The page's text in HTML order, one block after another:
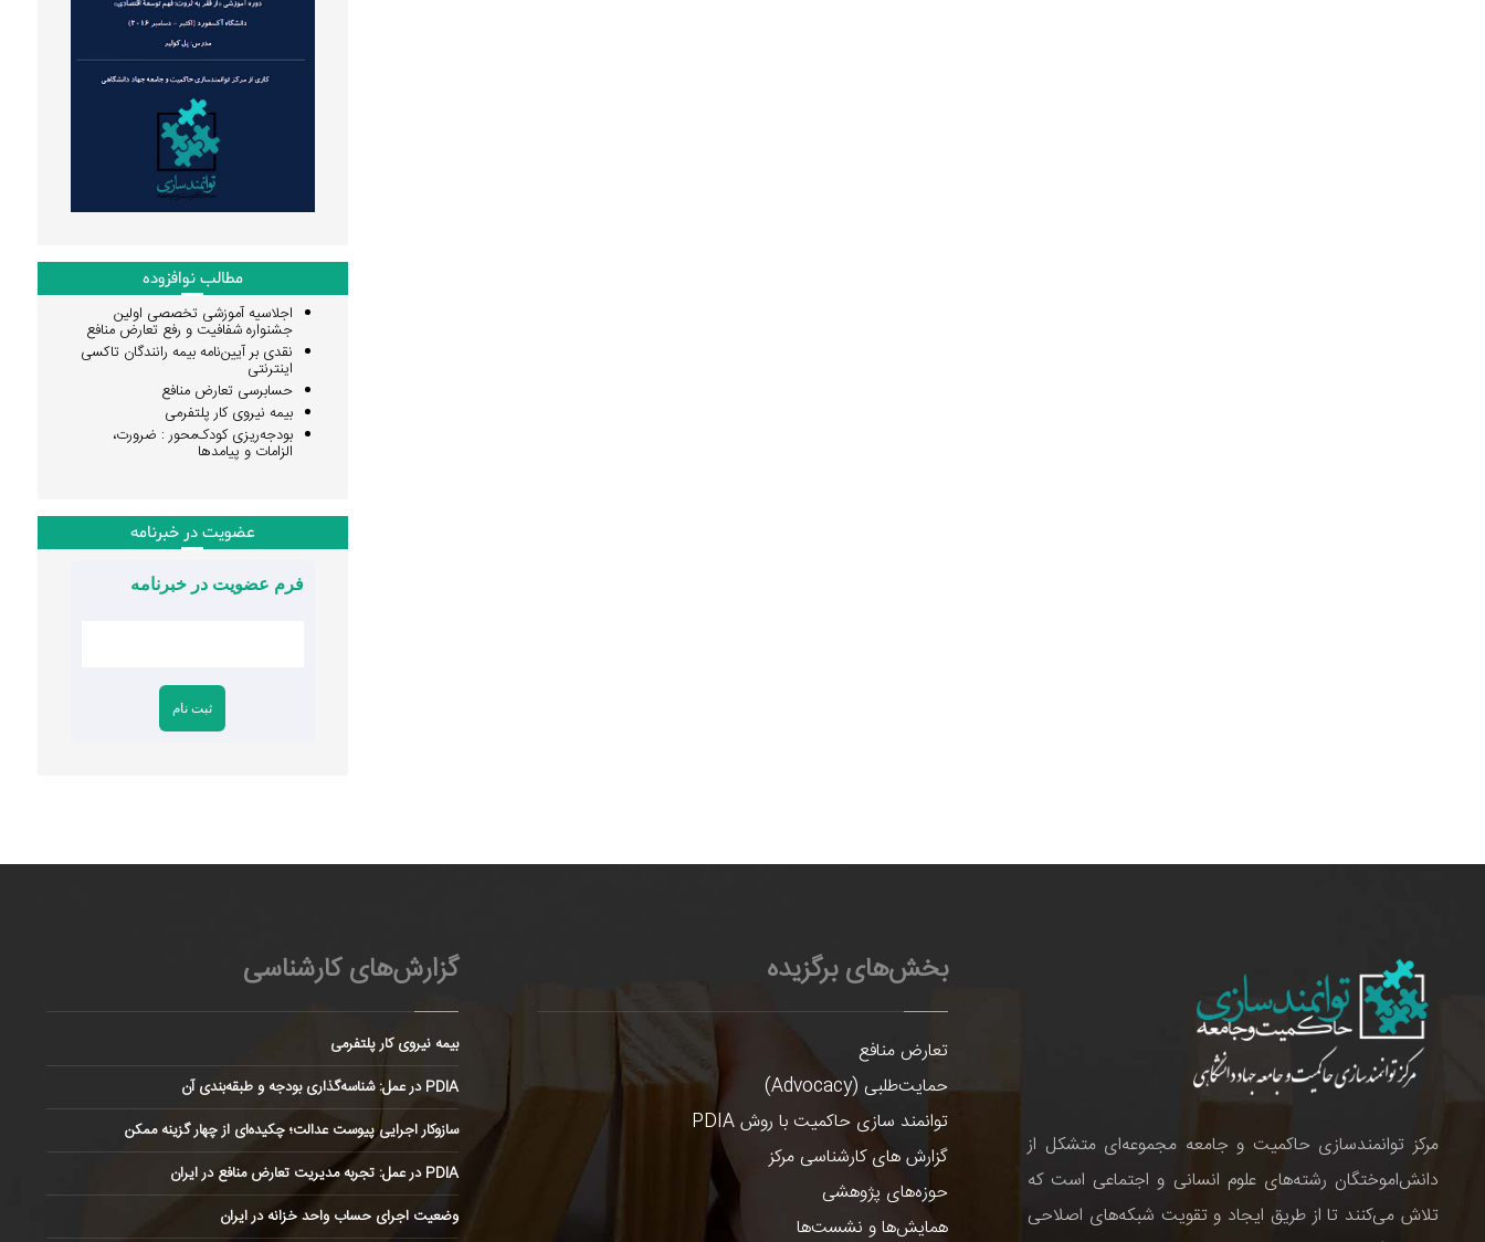
مطالب نوافزوده
اجلاسیه آموزشی تخصصی اولین
جشنواره شفافیت و رفع تعارض منافع
نقدی بر آیین‌نامه بیمه رانندگان تاکسی
اینترنتی
حسابرسی تعارض منافع
بیمه نیروی کار پلتفرمی
بودجه‌ریزی کودک‌محور : ضرورت،
الزامات و پیامدها
عضویت در خبرنامه
فرم عضویت در خبرنامه
مرکز توانمندسازی حاکمیت و جامعه مجموعه‌ای متشکل از
دانش‌اموختگان رشته‌های علوم انسانی و اجتماعی است که
تلاش می‌کنند تا از طریق ایجاد و تقویت شبکه‌های اصلاحی
بخش‌های برگزیده
تعارض منافع
حمایت‌طلبی (Advocacy)
توانمند سازی حاکمیت با روش PDIA
گزارش های کارشناسی مرکز
حوزه‌های پژوهشی
همایش‌ها و نشست‌ها
گزارش‌های کارشناسی
بیمه نیروی کار پلتفرمی
PDIA در عمل: شناسه‌گذاری بودجه و طبقه‌بندی آن
سازوکار اجرایی پیوست عدالت؛ چکیده‌ای از چهار گزینه ممکن
PDIA در عمل: تجربه مدیریت تعارض منافع در ایران
وضعیت اجرای حساب واحد خزانه در ایران